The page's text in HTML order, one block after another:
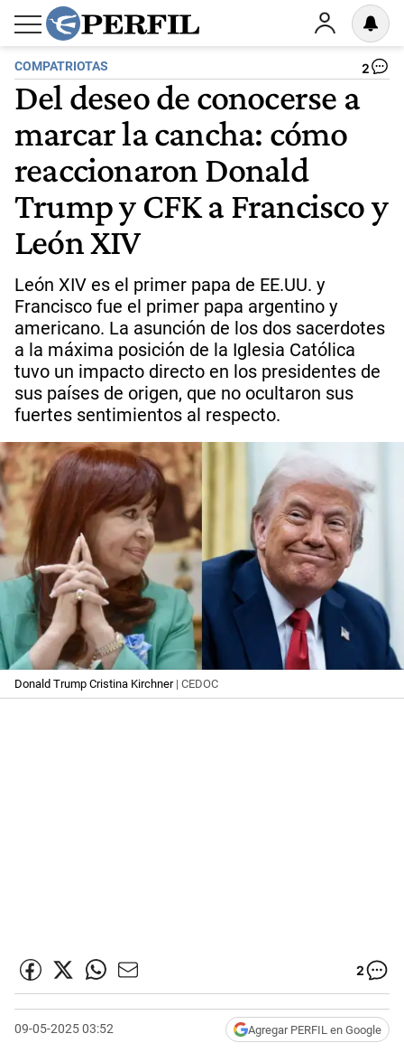
COMPATRIOTAS 2
Del deseo de conocerse a
marcar la cancha: cómo
reaccionaron Donald
Trump y CFK a Francisco y
León XIV
León XIV es el primer papa de EE.UU. y
Francisco fue el primer papa argentino y
americano. La asunción de los dos sacerdotes
a la máxima posición de la Iglesia Católica
tuvo un impacto directo en los presidentes de
sus países de origen, que no ocultaron sus
fuertes sentimientos al respecto.
Donald Trump Cristina Kirchner | CEDOC
2
09-05-2025 03:52 Agregar PERFIL en Google